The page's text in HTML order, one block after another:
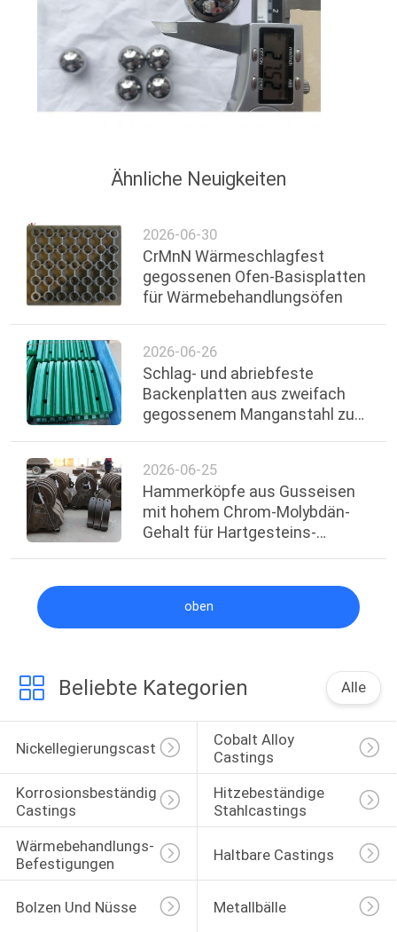
Ähnliche Neuigkeiten
2026-06-30
CrMnN Wärmeschlagfest
gegossenen Ofen-Basisplatten
für Wärmebehandlungsöfen
2026-06-26
Schlag- und abriebfeste
Backenplatten aus zweifach
gegossenem Manganstahl zum
2026-06-25
Hammerköpfe aus Gusseisen
mit hohem Chrom-Molybdän-
Gehalt für Hartgesteins-
oben
Beliebte Kategorien Alle
Nickellegierungscasting
Cobalt Alloy
Castings
Korrosionsbeständige
Castings
Hitzebeständige
Stahlcastings
Wärmebehandlungs-
Befestigungen
Haltbare Castings
Bolzen Und Nüsse Metallbälle